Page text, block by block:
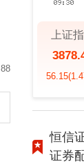
88
上证
56.15
恒信
证券